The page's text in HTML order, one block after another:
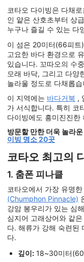
코타오 다이빙은 다채
인 얕은 산호초부터 상
누구나 즐길 수 있는 다
이 섬은 20미터(66피트
고요한 바다 환경으로
있습니다. 꼬따오의 수
모래 바닥, 그리고 다양
놀라울 정도로 다채롭습
이 지역에는 바다거북 ,
가 서식합니다. 특히 코
다이빙에도 흥미진진한
방문할 만한 더욱 놀라
이빙 명소 20곳
코타오 최고의
1. 춤폰 피나클
코타오에서 가장 유명
(Chumphon Pinnacle)
강암 봉우리가 있는 심
심지어 고래상어와 같
다. 해류가 강해 숙련된
다.
깊이: 18~30미터